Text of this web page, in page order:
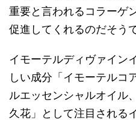
重要と言われるコラーゲ
促進してくれるのだそう
イモーテルディヴァイン
しい成分「イモーテルコ
ルエッセンシャルオイル
久花」として注目される